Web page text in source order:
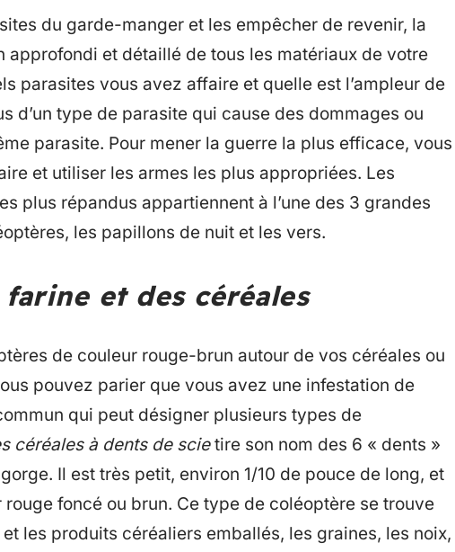
du garde-manger et les empêcher de revenir, la
approfondi et détaillé de tous les matériaux de votre
parasites vous avez affaire et quelle est l’ampleur de
d’un type de parasite qui cause des dommages ou
parasite. Pour mener la guerre la plus efficace, vous
et utiliser les armes les plus appropriées. Les
plus répandus appartiennent à l’une des 3 grandes
les papillons de nuit et les vers.
et des céréales
de couleur rouge-brun autour de vos céréales ou
pouvez parier que vous avez une infestation de
qui peut désigner plusieurs types de
céréales à dents de scietire son nom des 6 « dents »
Il est très petit, environ 1/10 de pouce de long, et
foncé ou brun. Ce type de coléoptère se trouve
les produits céréaliers emballés, les graines, les noix,